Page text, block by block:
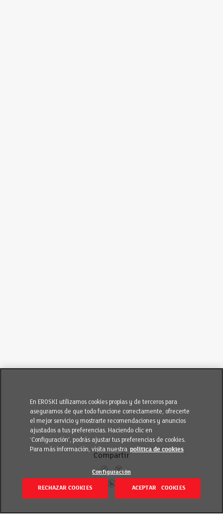
Compartir
En EROSKI utilizamos cookies propias y de terceros para
asegurarnos de que todo funcione correctamente, ofrecerte
el mejor servicio y mostrarte recomendaciones y anuncios
ajustados a tus preferencias. Haciendo clic en
‘Configuración’, podrás ajustar tus preferencias de cookies.
Para más información, visita nuestra política de cookies
Configuración
RECHAZAR COOKIES ACEPTAR COOKIES